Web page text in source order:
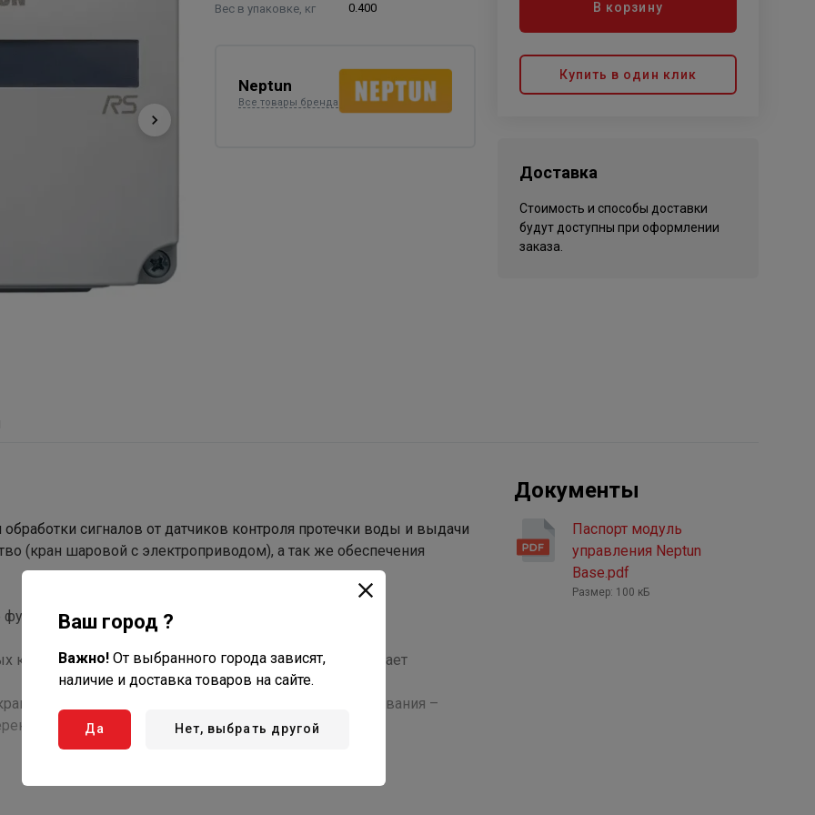
Вес в упаковке, кг 0.400
Neptun
Все товары бренда
В корзину
Купить в один клик
Доставка
Стоимость и способы доставки
будут доступны при оформлении
заказа.
сигналов от датчиков контроля протечки воды и выдачи
(кран шаровой с электроприводом), а так же обеспечения
функции:
кранов с электроприводом 1 раз в месяц, что исключает
с электроприводом через 120 сек после срабатывания –
кранов.
Документы
Паспорт модуль
управления Neptun
Base.pdf
Размер: 100 кБ
Ваш город ?
Важно! От выбранного города зависят,
наличие и доставка товаров на сайте.
Да Нет, выбрать другой